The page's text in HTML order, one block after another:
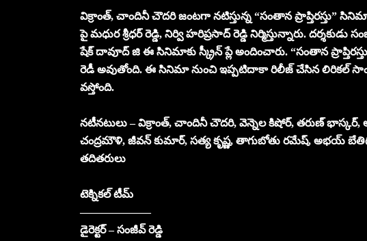
విక్రాంత్, చాందినీ చౌదరి జంటగా నటిస్తున్న “సంతాన ప్రాప్తిరస్తు”
పై మధుర శ్రీధర్ రెడ్డి, నిర్వి హరిప్రసాద్ రెడ్డి నిర్మిస్తున్నారు.
షేక్ దావూద్ జి ఈ సినిమాకు స్క్రీన్ ప్లే అందించారు. “సంతాన
రెడీ అవుతోంది. ఈ సినిమా నుంచి ఇప్పటిదాకా రిలీజ్ చేసిన లిరికల్
వస్తోంది.
నటీనటులు – విక్రాంత్, చాందినీ చౌదరి, వెన్నెల కిషోర్, తరుణ్ భాస్కర్,
చంద్రమౌళి, జీవన్ కుమార్, సత్య కృష్ణ, తాగుబోతు రమేష్, అభయ్
తదితరులు
టెక్నికల్ టీమ్
——————–
డైరెక్టర్ – సంజీవ్ రెడ్డి